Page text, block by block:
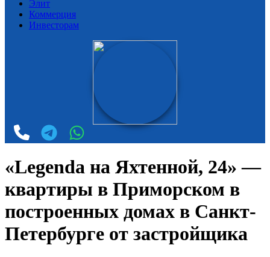
Элит
Коммерция
Инвесторам
«Legenda на Яхтенной, 24» —
квартиры в Приморском в
построенных домах в Санкт-
Петербурге от застройщика